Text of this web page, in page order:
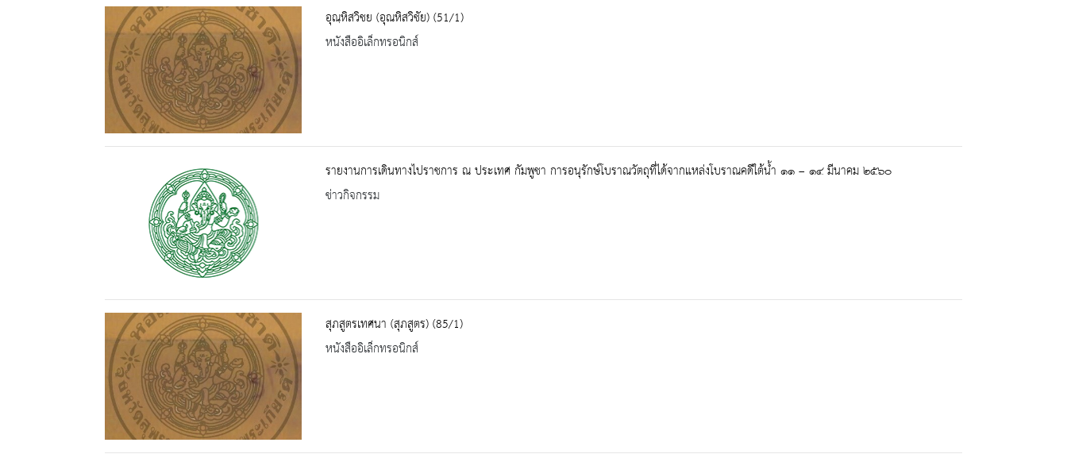
อุณฺหิสวิชย (อุณหิสวิชัย) (51/1)
หนังสืออิเล็กทรอนิกส์
รายงานการเดินทางไปราชการ ณ ประเทศ กัมพูชา การอนุรักษ์โบราณวัตถุที่ได้จากแหล่งโบราณคดีใต้น้ำ ๑๑ – ๑๔ มีนาคม ๒๕๖๐
ข่าวกิจกรรม
สุภสูตรเทศนา (สุภสูตร) (85/1)
หนังสืออิเล็กทรอนิกส์